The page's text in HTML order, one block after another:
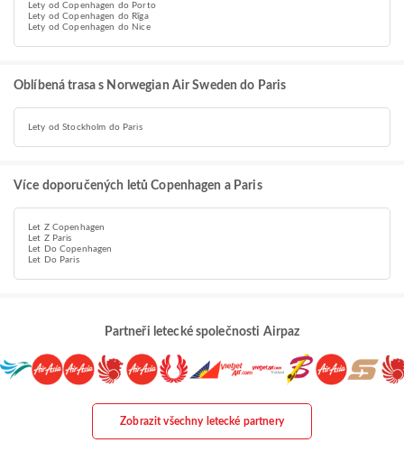
Lety od Copenhagen do Porto
Lety od Copenhagen do Rīga
Lety od Copenhagen do Nice
Oblíbená trasa s Norwegian Air Sweden do Paris
Lety od Stockholm do Paris
Více doporučených letů Copenhagen a Paris
Let Z Copenhagen
Let Z Paris
Let Do Copenhagen
Let Do Paris
Partneři letecké společnosti Airpaz
Zobrazit všechny letecké partnery